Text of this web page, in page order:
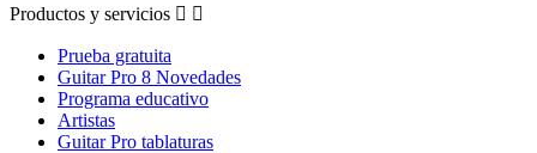
Productos y servicios  
Prueba gratuita
Guitar Pro 8 Novedades
Programa educativo
Artistas
Guitar Pro tablaturas